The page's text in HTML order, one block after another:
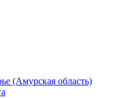
(Амурская область)